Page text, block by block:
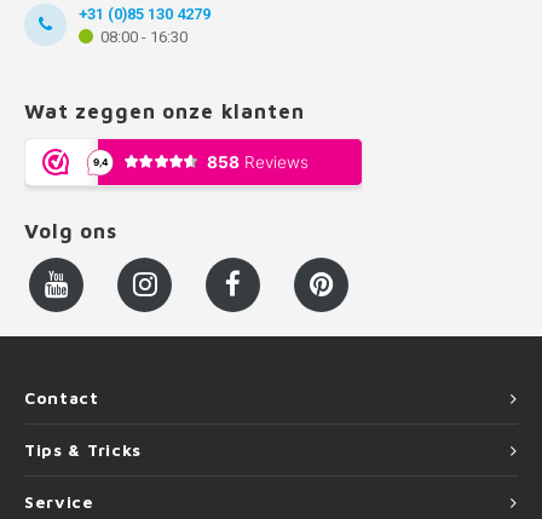
+31 (0)85 130 4279
08:00 - 16:30
Wat zeggen onze klanten
Volg ons
Contact
Tips & Tricks
Service